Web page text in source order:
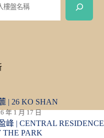
| 26 KO SHAN
年 1 月 17 日
峰 | CENTRAL RESIDENCE
THE PARK